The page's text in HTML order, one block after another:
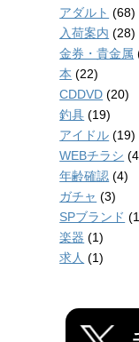
アダルト (68)
入荷案内 (28)
金券・貴金属
本 (22)
CDDVD (20)
釣具 (19)
アイドル (19)
WEBチラシ
年齢確認 (4)
ガチャ (3)
SPブランド
楽器 (1)
求人 (1)